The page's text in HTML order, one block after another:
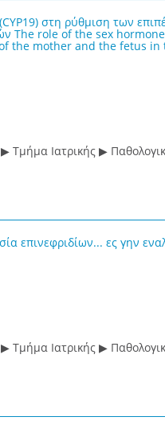
στη ρύθμιση των
The role of the sex
the mother and the fetus in
Τμήμα Ιατρικής ▶
επινεφριδίων... ες γην
Τμήμα Ιατρικής ▶